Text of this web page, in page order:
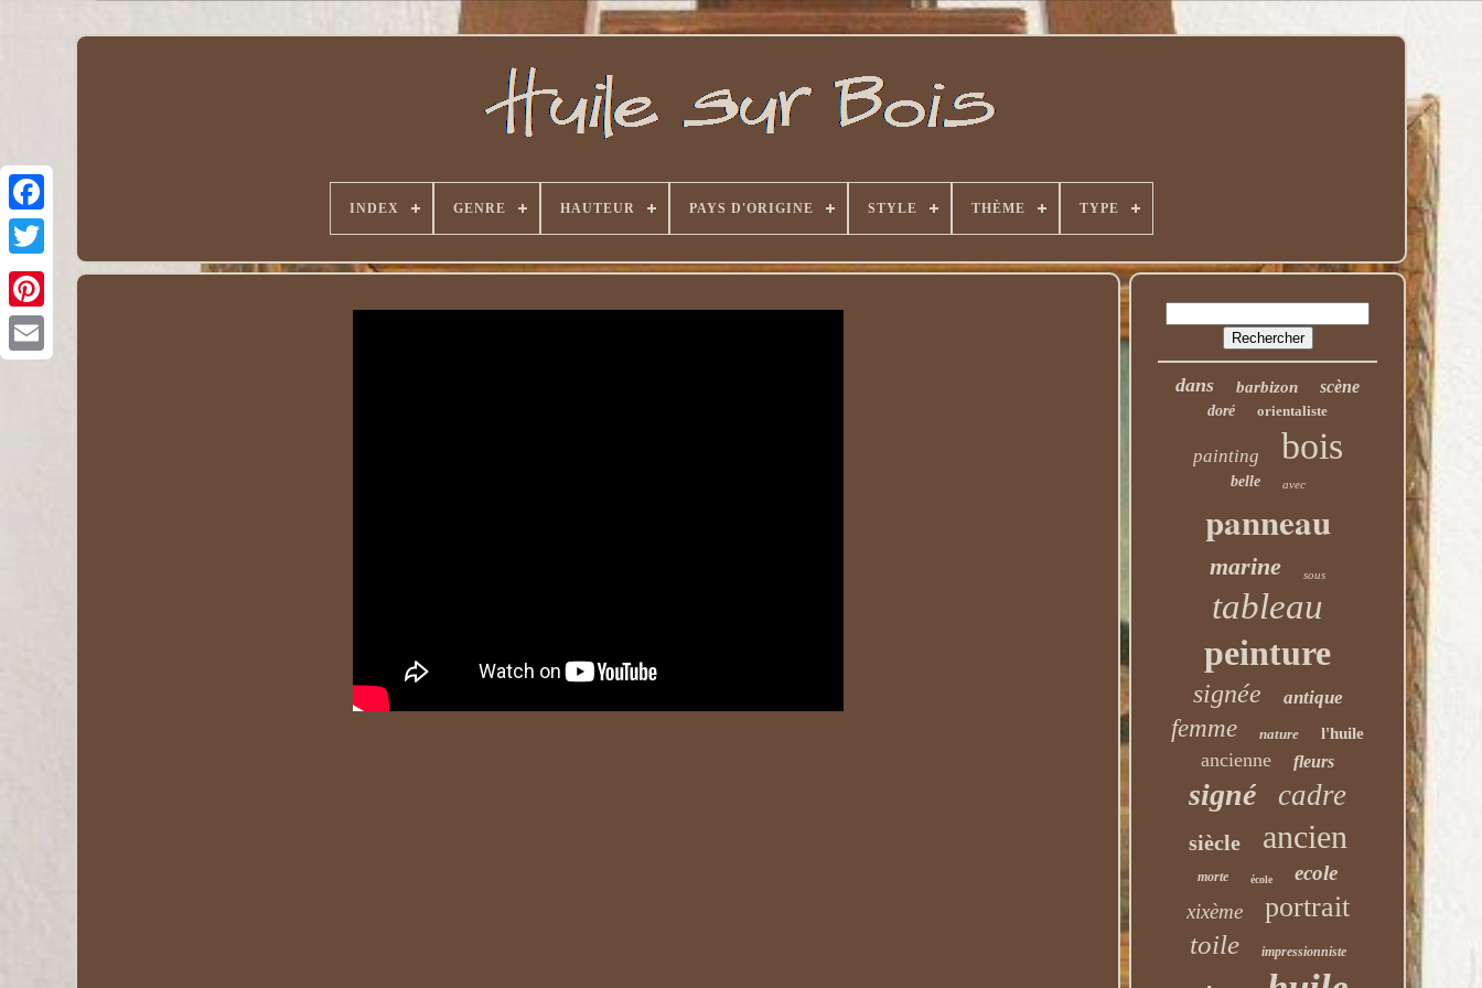
INDEX GENRE HAUTEUR PAYS D'ORIGINE STYLE THÈME TYPE
dans barbizon scène
doré orientaliste
painting bois
belle avec
panneau
marine sous
tableau
peinture
signée antique
femme nature l'huile
ancienne fleurs
signé cadre
siècle ancien
morte école
ecole
xixème
portrait
toile impressionniste